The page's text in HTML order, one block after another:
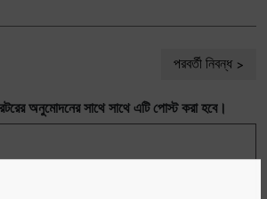
পরবর্তী নিবন্ধ
অনুমোদনের সাথে সাথে এটি পোস্ট করা হবে।